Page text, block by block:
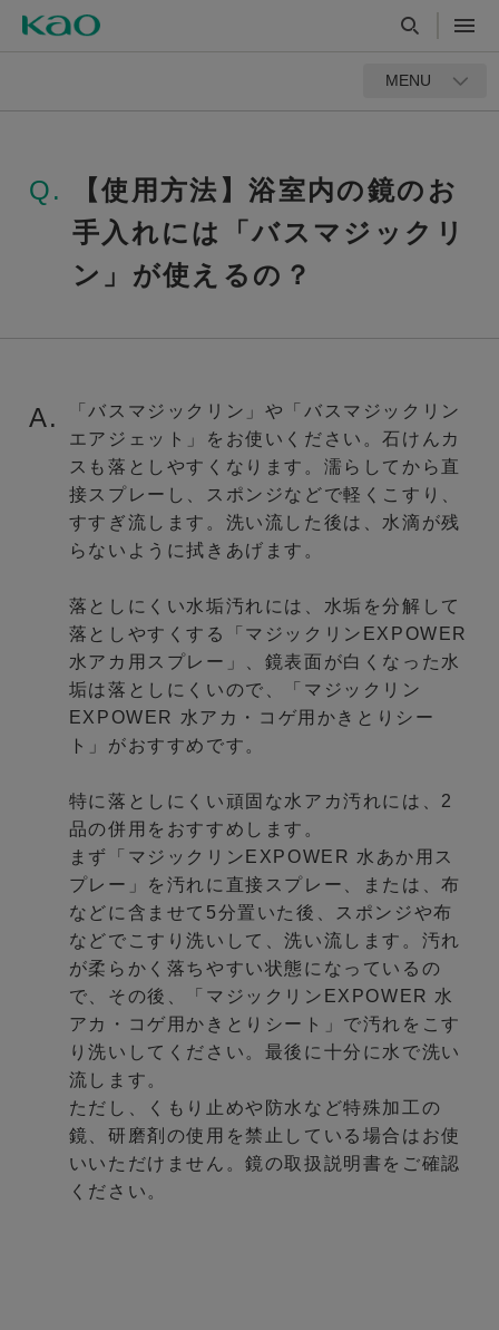
MENU
Q.
【使用方法】浴室内の鏡のお
手入れには「バスマジックリ
ン」が使えるの？
A.
「バスマジックリン」や「バスマジックリン
エアジェット」をお使いください。石けんカ
スも落としやすくなります。濡らしてから直
接スプレーし、スポンジなどで軽くこすり、
すすぎ流します。洗い流した後は、水滴が残
らないように拭きあげます。
落としにくい水垢汚れには、水垢を分解して
落としやすくする「マジックリンEXPOWER
水アカ用スプレー」、鏡表面が白くなった水
垢は落としにくいので、「マジックリン
EXPOWER 水アカ・コゲ用かきとりシー
ト」がおすすめです。
特に落としにくい頑固な水アカ汚れには、2
品の併用をおすすめします。
まず「マジックリンEXPOWER 水あか用ス
プレー」を汚れに直接スプレー、または、布
などに含ませて5分置いた後、スポンジや布
などでこすり洗いして、洗い流します。汚れ
が柔らかく落ちやすい状態になっているの
で、その後、「マジックリンEXPOWER 水
アカ・コゲ用かきとりシート」で汚れをこす
り洗いしてください。最後に十分に水で洗い
流します。
ただし、くもり止めや防水など特殊加工の
鏡、研磨剤の使用を禁止している場合はお使
いいただけません。鏡の取扱説明書をご確認
ください。